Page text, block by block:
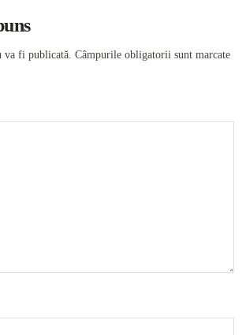
va fi publicată. Câmpurile obligatorii sunt marcate